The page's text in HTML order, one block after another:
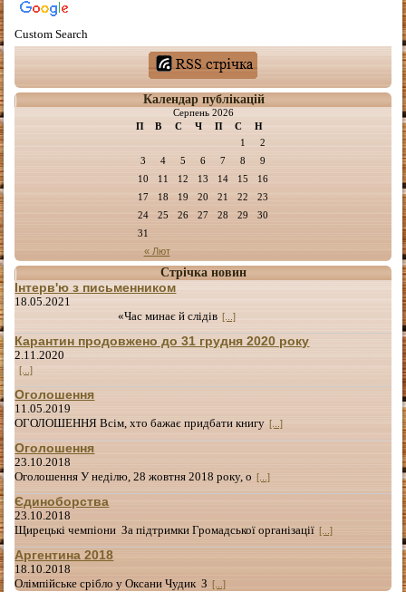
Custom Search
Календар публікацій
Серпень 2026
П
В С Ч П С Н
« Лют
1
2
3
4 5 6 7 8
9
10
11 12 13 14 15
16
17
18 19 20 21 22
23
24
25 26 27 28 29
30
31
Стрічка новин
Інтерв'ю з письменником
18.05.2021
«Час минає й слідів [...]
Карантин продовжено до 31 грудня 2020 року
2.11.2020
[...]
Оголошення
11.05.2019
ОГОЛОШЕННЯ Всім, хто бажає придбати книгу [...]
Оголошення
23.10.2018
Оголошення У неділю, 28 жовтня 2018 року, о [...]
Єдиноборства
23.10.2018
Щирецькі чемпіони За підтримки Громадської організації [...]
Аргентина 2018
18.10.2018
Олімпійське срібло у Оксани Чудик З
[...]